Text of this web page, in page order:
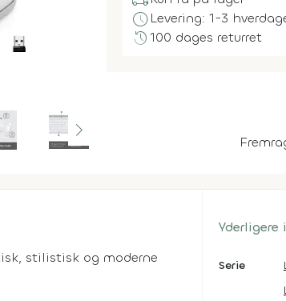
scheduleLevering: 1-3
history100 dages returret
stilistisk og moderne
Serie